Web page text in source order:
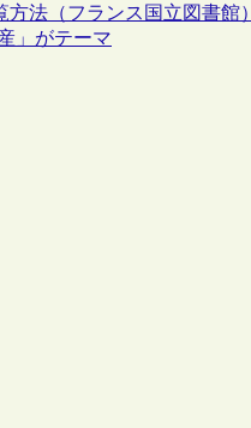
法（フランス国立図書館）
」がテーマ